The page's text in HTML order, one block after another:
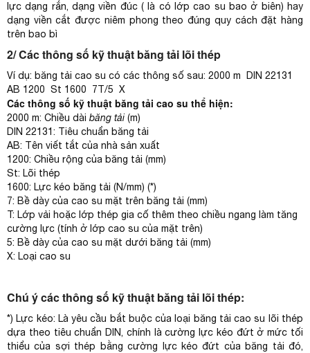
lực dạng rắn, dạng viền đúc ( là có lớp cao su bao ở biên) hay
dạng viền cắt được niêm phong theo đúng quy cách đặt hàng
trên bao bì
2/Các thông số kỹ thuật băng tải lõi thép
Ví dụ: băng tải cao su có các thông số sau: 2000 m DIN 22131
AB 1200 St 1600 7T/5 X
Các thông số kỹ thuật băng tải cao su thể hiện:
2000 m: Chiều dài băng tải (m)
DIN 22131: Tiêu chuẩn băng tải
AB: Tên viết tắt của nhà sản xuất
1200: Chiều rộng của băng tải (mm)
St: Lõi thép
1600: Lực kéo băng tải (N/mm) (*)
7: Bề dày của cao su mặt trên băng tải (mm)
T: Lớp vải hoặc lớp thép gia cố thêm theo chiều ngang làm tăng
cường lực (tính ở lớp cao su của mặt trên)
5: Bề dày của cao su mặt dưới băng tải (mm)
X: Loại cao su
Chú ý các thông số kỹ thuật băng tải lõi thép:
*) Lực kéo: Là yêu cầu bắt buộc của loại băng tải cao su lõi thép
dựa theo tiêu chuẩn DIN, chính là cường lực kéo đứt ở mức tối
thiểu của sợi thép bằng cường lực kéo đứt của băng tải đó,